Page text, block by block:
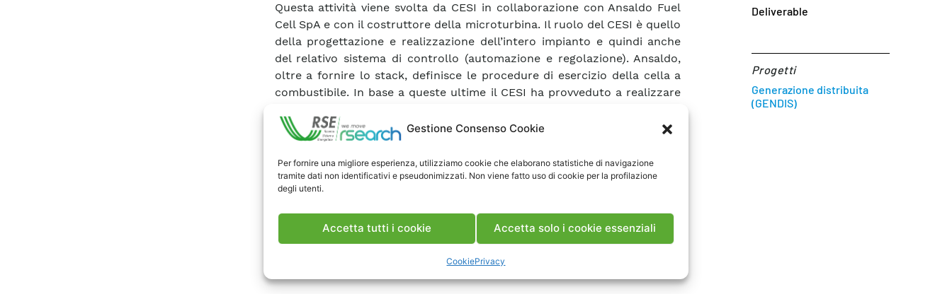
Gestione Consenso Cookie
Per fornire una migliore esperienza, utilizziamo cookie che elaborano statistiche di navigazione
tramite dati non identificativi e pseudonimizzati. Non viene fatto uso di cookie per la profilazione
degli utenti.
Accetta tutti i cookie Accetta solo i cookie essenziali
CookiePrivacy
Questa attività viene svolta da CESI in collaborazione con Ansaldo Fuel
Cell SpA e con il costruttore della microturbina. Il ruolo del CESI è quello
della progettazione e realizzazione dell’intero impianto e quindi anche
del relativo sistema di controllo (automazione e regolazione). Ansaldo,
oltre a fornire lo stack, definisce le procedure di esercizio della cella a
combustibile. In base a queste ultime il CESI ha provveduto a realizzare
nonchè la sua struttura. Nel rapporto, dopo aver sinteticamente
descritto l’impianto attualmente in fase di realizzazione e i sottosistemi
nei quali è stato suddiviso, si illustra la metodologia utilizzata per la
progettazione della specifica funzionale del controllo. Infine viene
descritta nel dettaglio la specifica funzionale realizzata (Functional
Design Specification). Questo documento costituisce il progetto
esecutivo delle funzioni di controllo necessario per l’attività di
configurazione software del Sistema di Supervisione e Controllo
Deliverable
Progetti
Generazione distribuita
(GENDIS)